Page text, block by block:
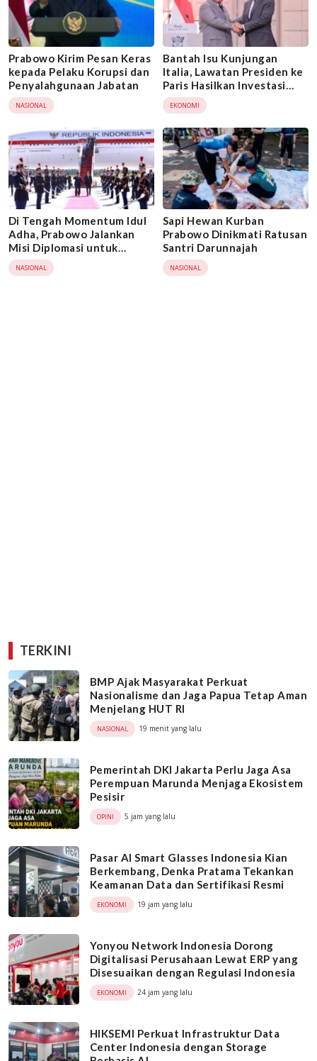
Prabowo Kirim Pesan Keras
kepada Pelaku Korupsi dan
Penyalahgunaan Jabatan
NASIONAL
Bantah Isu Kunjungan
Italia, Lawatan Presiden ke
Paris Hasilkan Investasi
Besar
EKONOMI
Di Tengah Momentum Idul
Adha, Prabowo Jalankan
Misi Diplomasi untuk
Indonesia
NASIONAL
Sapi Hewan Kurban
Prabowo Dinikmati Ratusan
Santri Darunnajah
NASIONAL
TERKINI
BMP Ajak Masyarakat Perkuat
Nasionalisme dan Jaga Papua Tetap Aman
Menjelang HUT RI
NASIONAL 19 menit yang lalu
Pemerintah DKI Jakarta Perlu Jaga Asa
Perempuan Marunda Menjaga Ekosistem
Pesisir
OPINI 5 jam yang lalu
Pasar AI Smart Glasses Indonesia Kian
Berkembang, Denka Pratama Tekankan
Keamanan Data dan Sertifikasi Resmi
EKONOMI 19 jam yang lalu
Yonyou Network Indonesia Dorong
Digitalisasi Perusahaan Lewat ERP yang
Disesuaikan dengan Regulasi Indonesia
EKONOMI 24 jam yang lalu
HIKSEMI Perkuat Infrastruktur Data
Center Indonesia dengan Storage